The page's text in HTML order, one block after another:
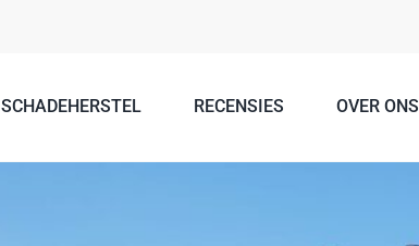
SCHADEHERSTEL RECENSIES OVER ONS